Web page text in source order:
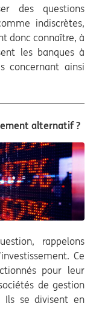
des questions
indiscrètes,
donc connaître, à
les banques à
concernant ainsi
alternatif ?
rappelons
Ce
pour leur
de gestion
Ils se divisent en